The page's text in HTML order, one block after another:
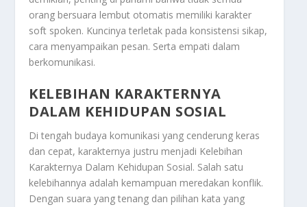
orang bersuara lembut otomatis memiliki karakter
soft spoken. Kuncinya terletak pada konsistensi sikap,
cara menyampaikan pesan. Serta empati dalam
berkomunikasi.
KELEBIHAN KARAKTERNYA
DALAM KEHIDUPAN SOSIAL
Di tengah budaya komunikasi yang cenderung keras
dan cepat, karakternya justru menjadi Kelebihan
Karakternya Dalam Kehidupan Sosial. Salah satu
kelebihannya adalah kemampuan meredakan konflik.
Dengan suara yang tenang dan pilihan kata yang